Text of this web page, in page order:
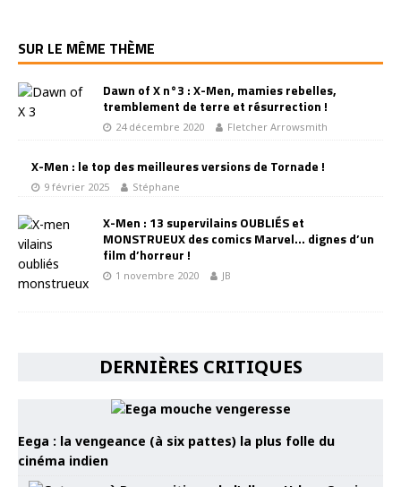
SUR LE MÊME THÈME
Dawn of X n°3 : X-Men, mamies rebelles,
tremblement de terre et résurrection !
24 décembre 2020 Fletcher Arrowsmith
X-Men : le top des meilleures versions de Tornade !
9 février 2025 Stéphane
X-Men : 13 supervilains OUBLIÉS et
MONSTRUEUX des comics Marvel… dignes d’un
film d’horreur !
1 novembre 2020 JB
DERNIÈRES CRITIQUES
Eega : la vengeance (à six pattes) la plus folle du
cinéma indien